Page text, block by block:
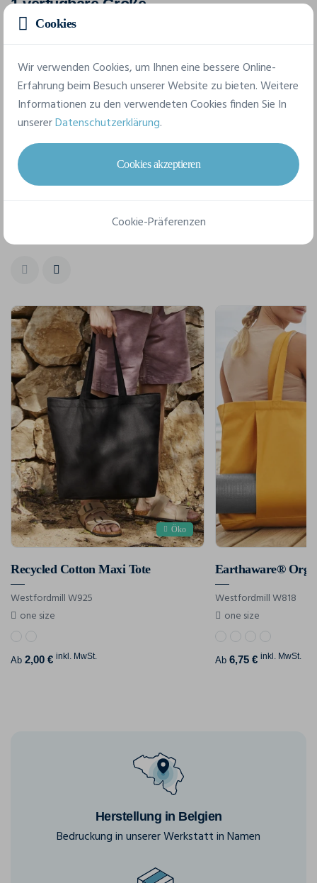
1 verfügbare Größe
Für einen kompletten Stil
Öko
Recycled Cotton Maxi Tote
Westfordmill W925
one size
Ab 2,00 € inkl. MwSt.
Earthaware®
Westfordmill W818
one size
Ab 6,75 € inkl. MwSt.
Herstellung in Belgien
Bedruckung in unserer Werkstatt in Namen
Cookies
Wir verwenden Cookies, um Ihnen eine bessere Online-
Erfahrung beim Besuch unserer Website zu bieten. Weitere
Informationen zu den verwendeten Cookies finden Sie In
unsererDatenschutzerklärung.
Cookies akzeptieren
Cookie-Präferenzen